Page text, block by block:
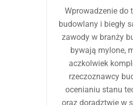
Wprowadzenie do
budowlany i biegły
zawody w branży
bywają mylone,
aczkolwiek
rzeczoznawcy
ocenianiu stanu
oraz doradztwie w